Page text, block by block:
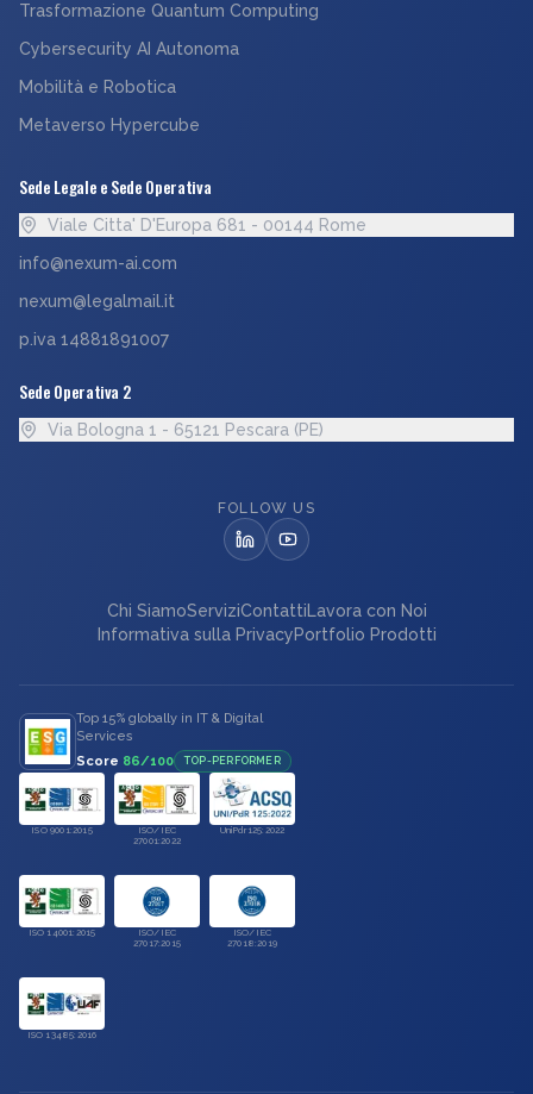
Trasformazione Quantum Computing
Cybersecurity AI Autonoma
Mobilità e Robotica
Metaverso Hypercube
Sede Legale e Sede Operativa
Viale Citta' D'Europa 681 - 00144 Rome
info@nexum-ai.com
nexum@legalmail.it
p.iva 14881891007
Sede Operativa 2
Via Bologna 1 - 65121 Pescara (PE)
FOLLOW US
Chi SiamoServiziContattiLavora con Noi
Informativa sulla PrivacyPortfolio Prodotti
Top 15% globally in IT & Digital
Services
Score 86/100 TOP-PERFORMER
ISO 9001:2015
ISO/IEC
27001:2022
UniPdr125:2022
ISO 14001:2015
ISO/IEC
27017:2015
ISO/IEC
27018:2019
ISO 13485:2016